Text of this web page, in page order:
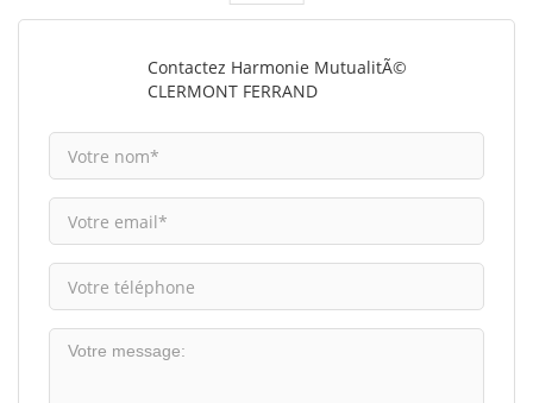
Contactez Harmonie MutualitÃ©
CLERMONT FERRAND